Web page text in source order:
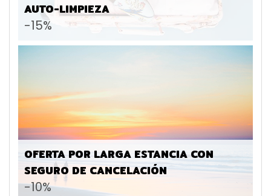
AUTO-LIMPIEZA
-15%
OFERTA POR LARGA ESTANCIA CON
SEGURO DE CANCELACIÓN
-10%